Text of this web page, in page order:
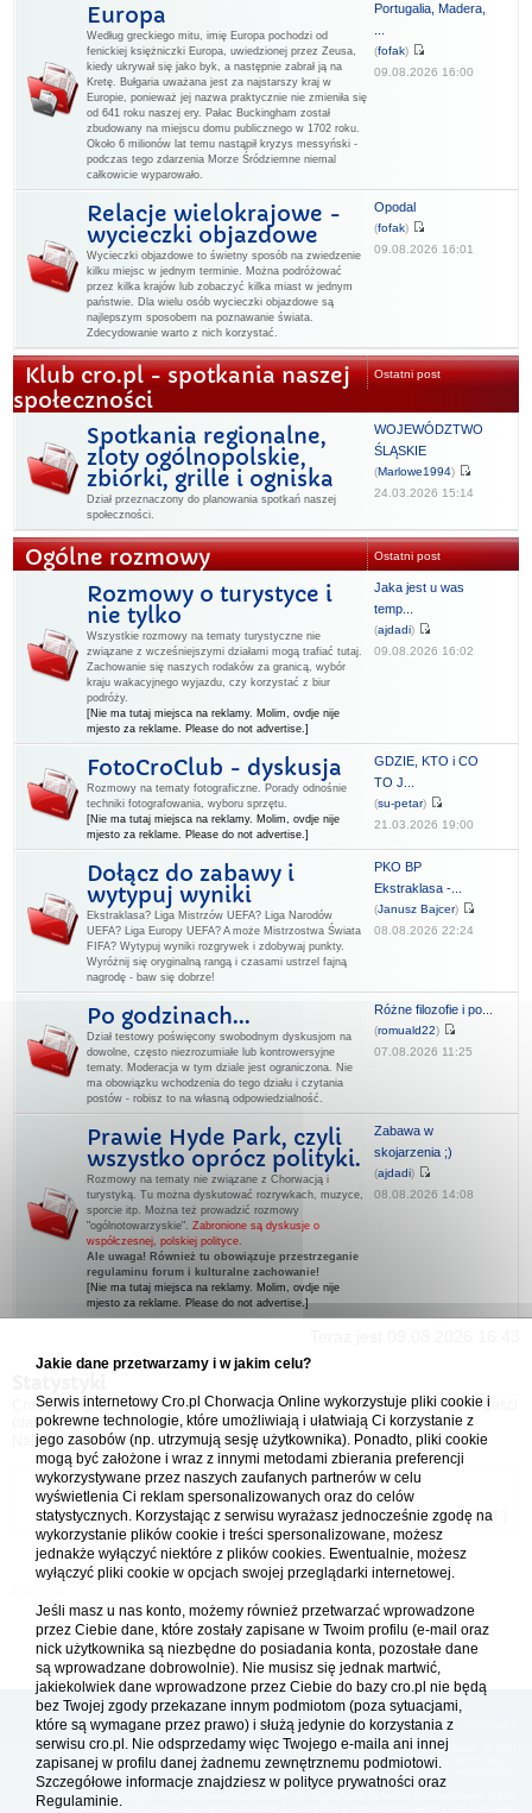
Europa
Według greckiego mitu, imię Europa pochodzi od
fenickiej księżniczki Europa, uwiedzionej przez Zeusa,
kiedy ukrywał się jako byk, a następnie zabrał ją na
Kretę. Bułgaria uważana jest za najstarszy kraj w
Europie, ponieważ jej nazwa praktycznie nie zmieniła się
od 641 roku naszej ery. Pałac Buckingham został
zbudowany na miejscu domu publicznego w 1702 roku.
Około 6 milionów lat temu nastąpił kryzys messyński -
podczas tego zdarzenia Morze Śródziemne niemal
całkowicie wyparowało.
Portugalia, Madera,
(fofak)
09.08.2026 16:00
Relacje wielokrajowe -
wycieczki objazdowe
Wycieczki objazdowe to świetny sposób na zwiedzenie
kilku miejsc w jednym terminie. Można podróżować
przez kilka krajów lub zobaczyć kilka miast w jednym
państwie. Dla wielu osób wycieczki objazdowe są
najlepszym sposobem na poznawanie świata.
Zdecydowanie warto z nich korzystać.
Opodal
(fofak)
09.08.2026 16:01
Klub cro.pl - spotkania naszej
społeczności
Ostatni post
Spotkania regionalne,
zloty ogólnopolskie,
zbiórki, grille i ogniska
Dział przeznaczony do planowania spotkań naszej
społeczności.
WOJEWÓDZTWO
ŚLĄSKIE
(Marlowe1994)
24.03.2026 15:14
Ogólne rozmowy Ostatni post
Rozmowy o turystyce i
nie tylko
Wszystkie rozmowy na tematy turystyczne nie
związane z wcześniejszymi działami mogą trafiać tutaj.
Zachowanie się naszych rodaków za granicą, wybór
kraju wakacyjnego wyjazdu, czy korzystać z biur
podróży.
[Nie ma tutaj miejsca na reklamy. Molim, ovdje nije
mjesto za reklame. Please do not advertise.]
Jaka jest u was
temp...
(ajdadi)
09.08.2026 16:02
FotoCroClub - dyskusja
Rozmowy na tematy fotograficzne. Porady odnośnie
techniki fotografowania, wyboru sprzętu.
[Nie ma tutaj miejsca na reklamy. Molim, ovdje nije
mjesto za reklame. Please do not advertise.]
GDZIE, KTO i CO
TO J...
(su-petar)
21.03.2026 19:00
Dołącz do zabawy i
wytypuj wyniki
Ekstraklasa? Liga Mistrzów UEFA? Liga Narodów
UEFA? Liga Europy UEFA? A może Mistrzostwa Świata
FIFA? Wytypuj wyniki rozgrywek i zdobywaj punkty.
Wyróżnij się oryginalną rangą i czasami ustrzel fajną
nagrodę - baw się dobrze!
PKO BP
Ekstraklasa -...
(Janusz Bajcer)
08.08.2026 22:24
Po godzinach...
Dział testowy poświęcony swobodnym dyskusjom na
dowolne, często niezrozumiałe lub kontrowersyjne
tematy. Moderacja w tym dziale jest ograniczona. Nie
ma obowiązku wchodzenia do tego działu i czytania
postów - robisz to na własną odpowiedzialność.
Różne filozofie i po...
(romuald22)
07.08.2026 11:25
Prawie Hyde Park, czyli
wszystko oprócz polityki.
Rozmowy na tematy nie związane z Chorwacją i
turystyką. Tu można dyskutować rozrywkach, muzyce,
sporcie itp. Można też prowadzić rozmowy
"ogólnotowarzyskie". Zabronione są dyskusje o
współczesnej, polskiej polityce.
Ale uwaga! Również tu obowiązuje przestrzeganie
regulaminu forum i kulturalne zachowanie!
[Nie ma tutaj miejsca na reklamy. Molim, ovdje nije
mjesto za reklame. Please do not advertise.]
Zabawa w
skojarzenia ;)
(ajdadi)
08.08.2026 14:08
Cro.pl przegląda197użytkowników :: 3 zidentyfikowanych, 1 ukryty i 193 gości
(dane z ostatnich 3 minut)
Najwięcej użytkowników online ( 5542) było 21.04.2026 01:12
Forum Chorwacja Online - Cro.pl
Usuń ciasteczka• Strefa czasowa: UTC + 1 (Polska - czas zimowy) [ DST
[reklama ] [
Platforma cro.pl© Chorwacja online™ wykorzystuje cookies do prawidłowego działania, te pliki
gromadzą na Twoim komputerze dane ułatwiające korzystanie z serwisu; więcej informacji w
Redakcja platformy cro.pl© Chorwacja online™ nie odpowiada za treści zamieszczone przez
użytkowników. Korzystanie z serwisu oznacza akceptację regulaminu. Serwis ma charakter
Jakie dane przetwarzamy i w jakim celu?
Serwis internetowy Cro.pl Chorwacja Online wykorzystuje pliki cookie i
pokrewne technologie, które umożliwiają i ułatwiają Ci korzystanie z
jego zasobów (np. utrzymują sesję użytkownika). Ponadto, pliki cookie
mogą być założone i wraz z innymi metodami zbierania preferencji
wykorzystywane przez naszych zaufanych partnerów w celu
wyświetlenia Ci reklam spersonalizowanych oraz do celów
statystycznych. Korzystając z serwisu wyrażasz jednocześnie zgodę na
wykorzystanie plików cookie i treści spersonalizowane, możesz
jednakże wyłączyć niektóre z plików cookies. Ewentualnie, możesz
wyłączyć pliki cookie w opcjach swojej przeglądarki internetowej.
Jeśli masz u nas konto, możemy również przetwarzać wprowadzone
przez Ciebie dane, które zostały zapisane w Twoim profilu (e-mail oraz
nick użytkownika są niezbędne do posiadania konta, pozostałe dane
są wprowadzane dobrowolnie). Nie musisz się jednak martwić,
jakiekolwiek dane wprowadzone przez Ciebie do bazy cro.pl nie będą
bez Twojej zgody przekazane innym podmiotom (poza sytuacjami,
które są wymagane przez prawo) i służą jedynie do korzystania z
serwisu cro.pl. Nie odsprzedamy więc Twojego e-maila ani innej
zapisanej w profilu danej żadnemu zewnętrznemu podmiotowi.
Szczegółowe informacje znajdziesz w polityce prywatności oraz
Regulaminie.